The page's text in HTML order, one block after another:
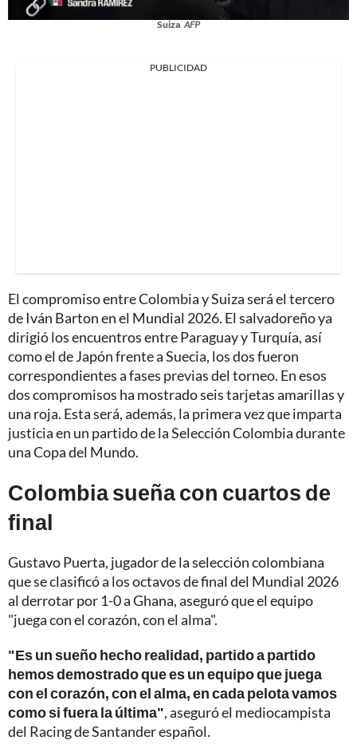
Suiza AFP
PUBLICIDAD
El compromiso entre Colombia y Suiza será el tercero
de Iván Barton en el Mundial 2026. El salvadoreño ya
dirigió los encuentros entre Paraguay y Turquía, así
como el de Japón frente a Suecia, los dos fueron
correspondientes a fases previas del torneo. En esos
dos compromisos ha mostrado seis tarjetas amarillas y
una roja. Esta será, además, la primera vez que imparta
justicia en un partido de la Selección Colombia durante
una Copa del Mundo.
Colombia sueña con cuartos de
final
Gustavo Puerta, jugador de la selección colombiana
que se clasificó a los octavos de final del Mundial 2026
al derrotar por 1-0 a Ghana, aseguró que el equipo
"juega con el corazón, con el alma".
"Es un sueño hecho realidad, partido a partido
hemos demostrado que es un equipo que juega
con el corazón, con el alma, en cada pelota vamos
como si fuera la última", aseguró el mediocampista
del Racing de Santander español.